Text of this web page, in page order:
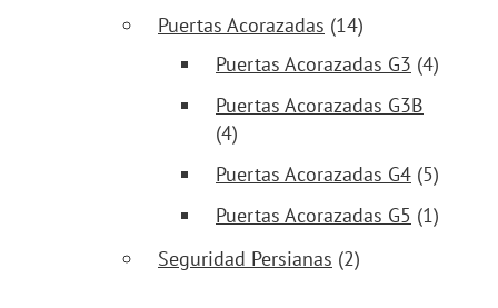
Puertas Acorazadas (14)
Puertas Acorazadas G3 (4)
Puertas Acorazadas G3B
(4)
Puertas Acorazadas G4 (5)
Puertas Acorazadas G5 (1)
Seguridad Persianas (2)